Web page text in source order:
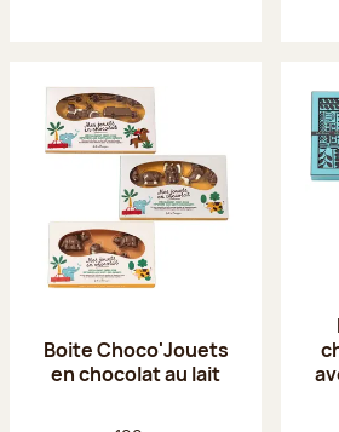
Boite Choco'Jouets
en chocolat au lait